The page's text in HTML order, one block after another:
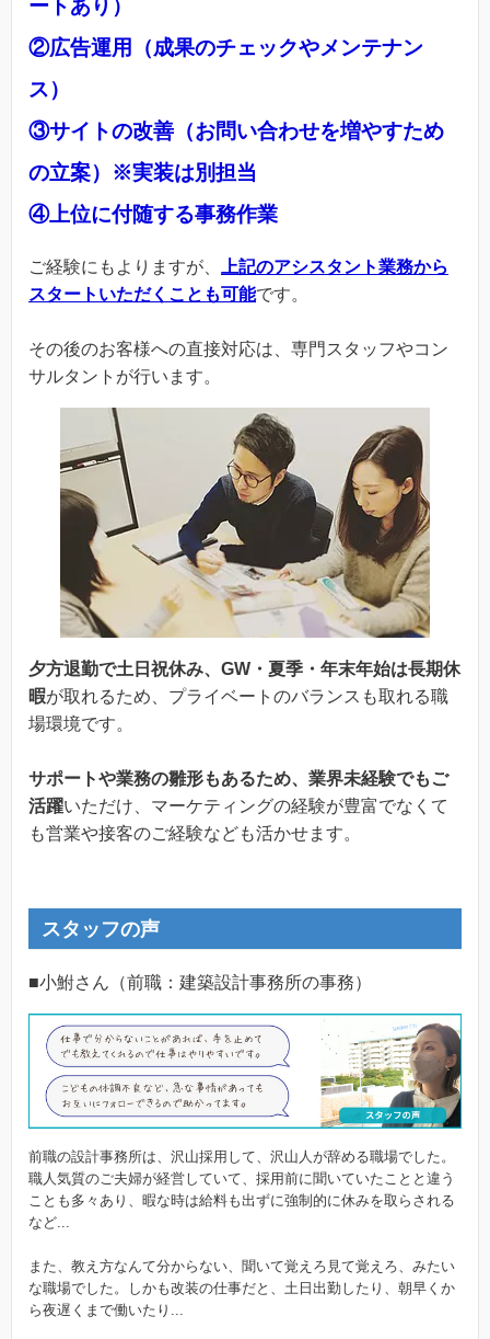
ートあり）
②広告運用（成果のチェックやメンテナン
ス）
③サイトの改善（お問い合わせを増やすため
の立案）※実装は別担当
④上位に付随する事務作業
ご経験にもよりますが、
上記のアシスタント業務から
スタートいただくことも可能です。
その後のお客様への直接対応は、専門スタッフやコン
サルタントが行います。
夕方退勤で土日祝休み、GW・夏季・年末年始は長期休
暇が取れるため、プライベートのバランスも取れる職
場環境です。
サポートや業務の雛形もあるため、業界未経験でもご
活躍いただけ、マーケティングの経験が豊富でなくて
も営業や接客のご経験なども活かせます。
スタッフの声
■小鮒さん（前職：建築設計事務所の事務）
前職の設計事務所は、沢山採用して、沢山人が辞める職場でした。
職人気質のご夫婦が経営していて、採用前に聞いていたことと違う
ことも多々あり、暇な時は給料も出ずに強制的に休みを取らされる
など...
また、教え方なんて分からない、聞いて覚えろ見て覚えろ、みたい
な職場でした。しかも改装の仕事だと、土日出勤したり、朝早くか
ら夜遅くまで働いたり...